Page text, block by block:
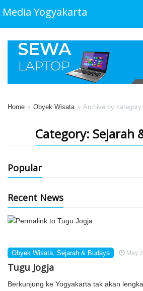
Media Yogyakarta
Home Obyek Wisata Archive by
Category: Sejarah
Popular
Recent News
Obyek Wisata, Sejarah & Budaya May
Tugu Jogja
Berkunjung ke Yogyakarta tak akan